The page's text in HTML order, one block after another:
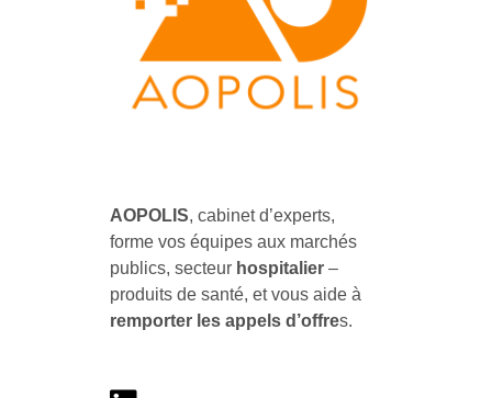
AOPOLIS, cabinet d’experts,
forme vos équipes aux marchés
publics, secteur hospitalier –
produits de santé, et vous aide à
remporter les appels d’offres.